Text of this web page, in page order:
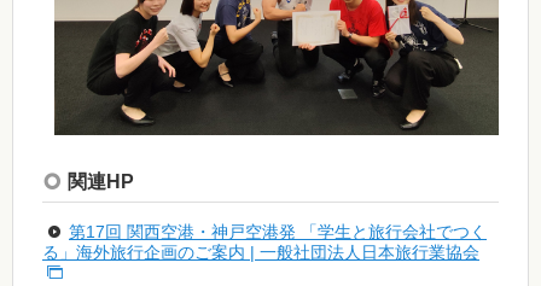
関連HP
第17回 関西空港・神戸空港発 「学生と旅行会社でつく
る」海外旅行企画のご案内 | 一般社団法人日本旅行業協会